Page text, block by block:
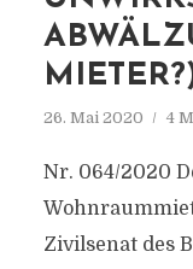
26. Mai 2020 4
Nr. 064/2020
Zivilsenat des